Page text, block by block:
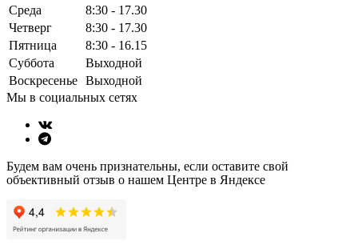
Среда
8:30 - 17.30
Четверг
8:30 - 17.30
Пятница
8:30 - 16.15
Суббота
Выходной
Воскресенье Выходной
Мы в социальных сетях
Будем вам очень признательны, если оставите свой
объективный отзыв о нашем Центре в Яндексе